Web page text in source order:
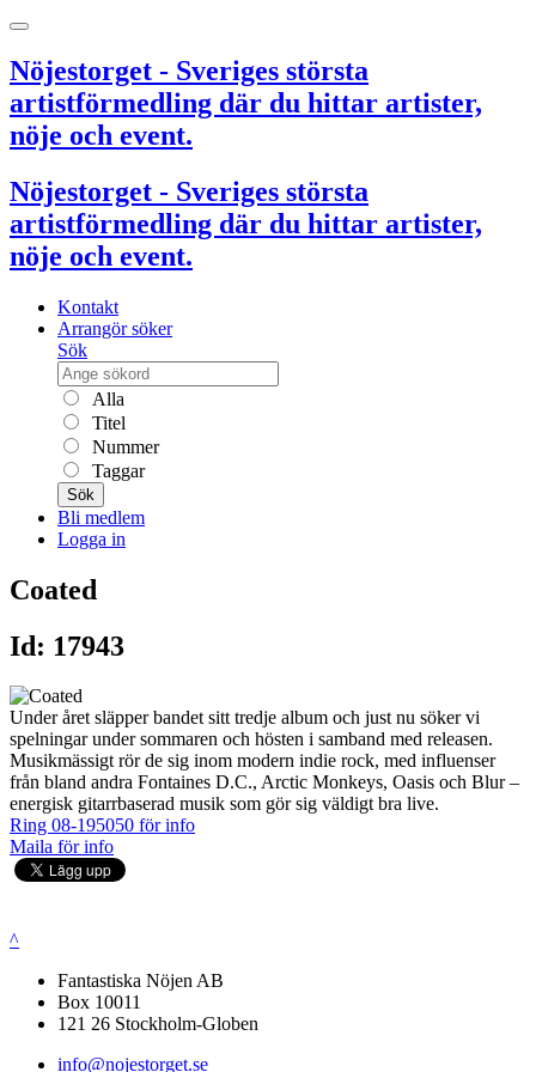
Nöjestorget - Sveriges största
artistförmedling där du hittar artister,
nöje och event.
Nöjestorget - Sveriges största
artistförmedling där du hittar artister,
nöje och event.
Kontakt
Arrangör söker
Sök
Alla
Titel
Nummer
Taggar
Sök
Bli medlem
Logga in
Coated
Id: 17943
Under året släpper bandet sitt tredje album och just nu söker vi
spelningar under sommaren och hösten i samband med releasen.
Musikmässigt rör de sig inom modern indie rock, med influenser
från bland andra Fontaines D.C., Arctic Monkeys, Oasis och Blur –
energisk gitarrbaserad musik som gör sig väldigt bra live.
Ring 08-195050 för info
Maila för info
^
Fantastiska Nöjen AB
Box 10011
121 26 Stockholm-Globen
info@nojestorget.se